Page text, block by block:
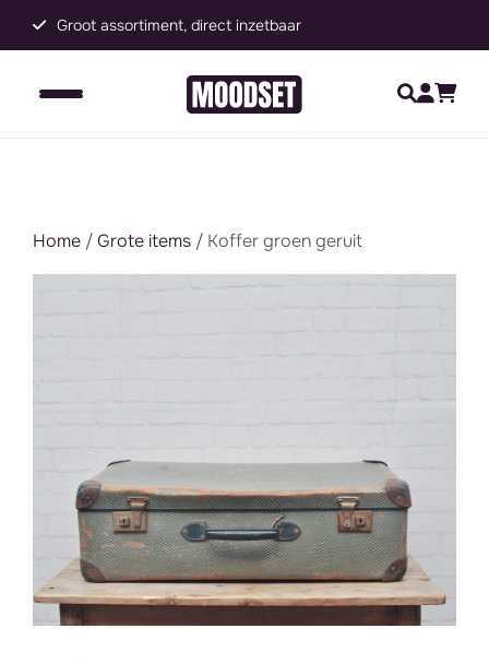
Groot assortiment, direct inzetbaar
Home /Grote items / Koffer groen geruit